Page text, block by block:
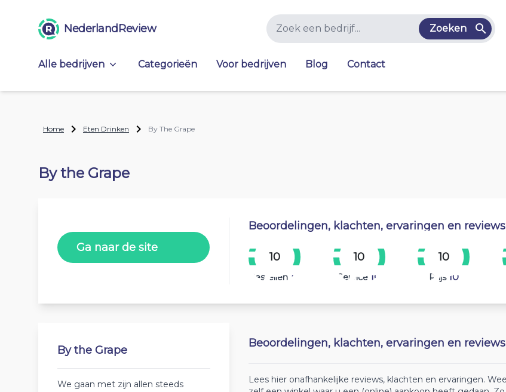
NederlandReview Zoeken
Alle bedrijven Categorieën Voor bedrijven Blog Contact
Home Eten Drinken By The Grape
By the Grape
Ga naar de site
Beoordelingen, klachten, ervaringen en reviews
10
Bestellen 10
10
Service 10
10
Prijs 10
By the Grape
We gaan met zijn allen steeds
Beoordelingen, klachten, ervaringen en reviews
Lees hier onafhankelijke reviews, klachten en ervaringen.